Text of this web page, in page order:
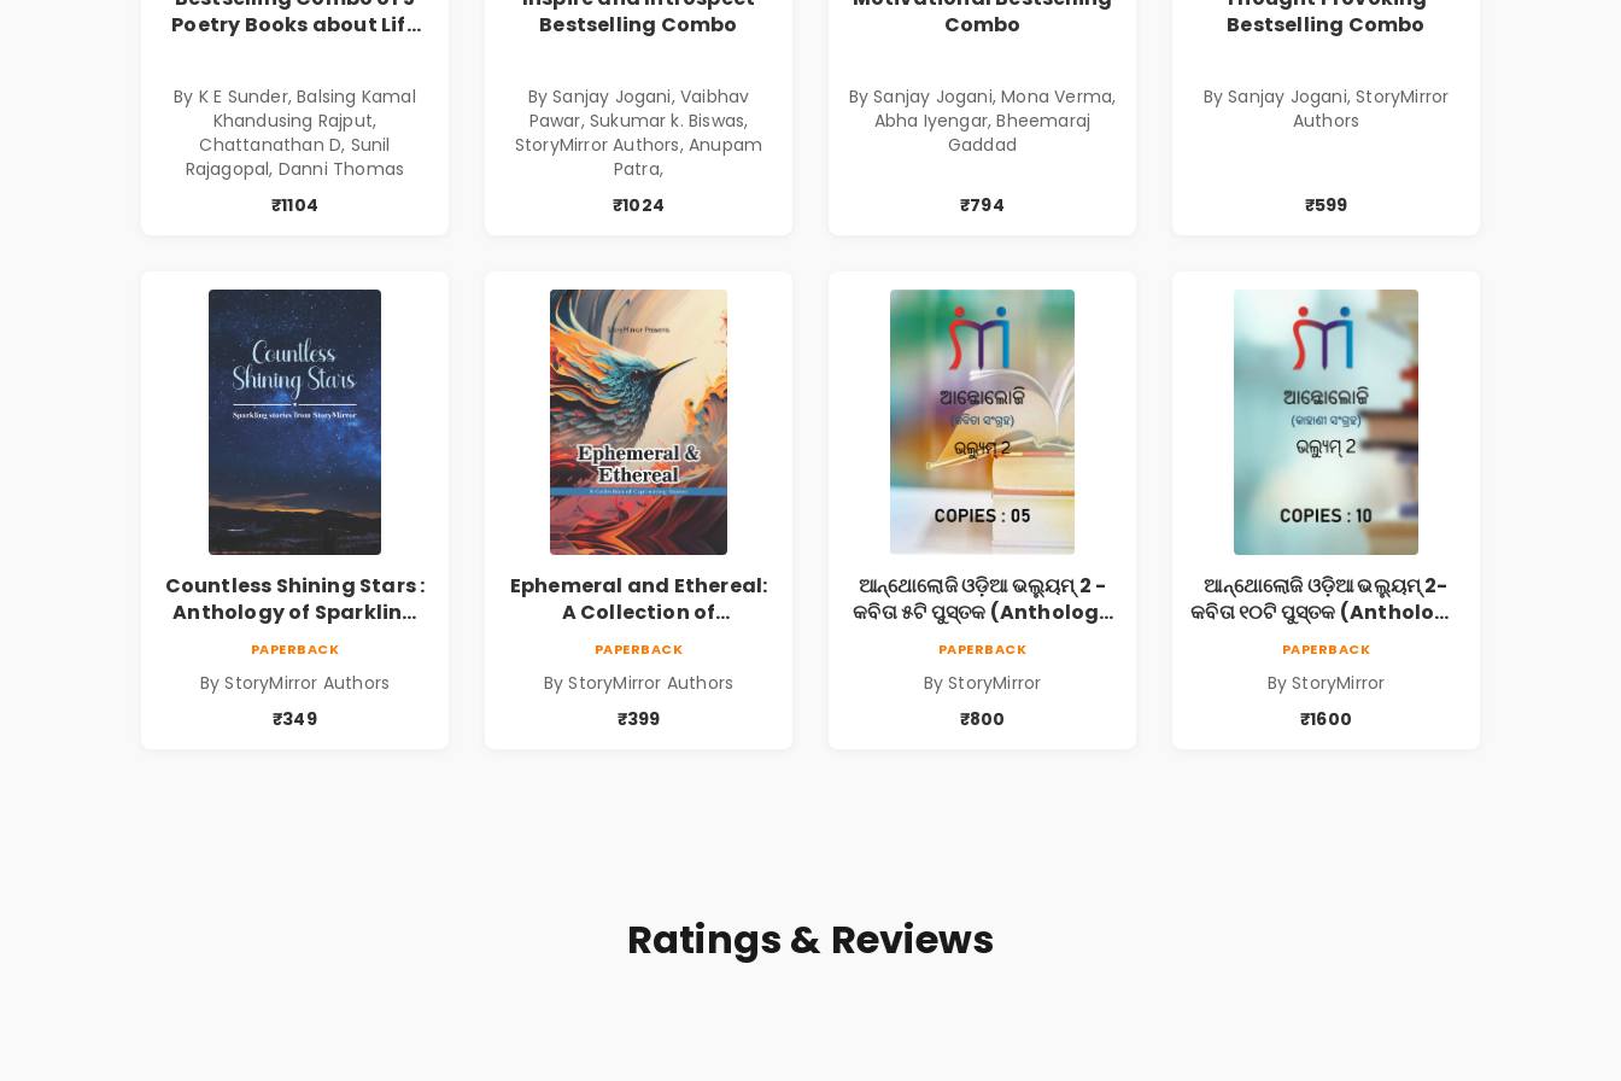
Poetry Books about Life
By K E Sunder, Balsing Kamal
Khandusing Rajput,
Chattanathan D, Sunil
Rajagopal, Danni Thomas
₹1104
Bestselling Combo
By Sanjay Jogani, Vaibhav
Pawar, Sukumar k. Biswas,
StoryMirror Authors, Anupam
Patra,
₹1024
Combo
By Sanjay Jogani, Mona Verma,
Abha Iyengar, Bheemaraj
Gaddad
₹794
Bestselling Combo
By Sanjay Jogani, StoryMirror
Authors
₹599
Countless Shining Stars :
Anthology of Sparkling
PAPERBACK
By StoryMirror Authors
₹349
Ephemeral and Ethereal:
A Collection of
PAPERBACK
By StoryMirror Authors
₹399
ଆନ୍ଥୋଲୋଜି ଓଡ଼ିଆ ଭଲ୍ୟୁମ୍ 2 -
କବିତା ୫ଟି ପୁସ୍ତକ (Anthology
PAPERBACK
By StoryMirror
₹800
ଆନ୍ଥୋଲୋଜି ଓଡ଼ିଆ ଭଲ୍ୟୁମ୍ 2-
କବିତା ୧୦ଟି ପୁସ୍ତକ (Anthology
PAPERBACK
By StoryMirror
₹1600
Ratings & Reviews